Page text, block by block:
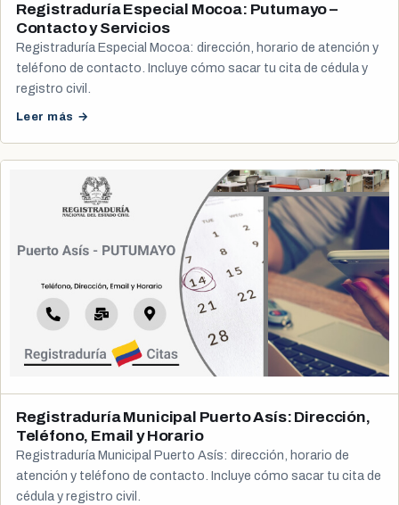
Registraduría Especial Mocoa: Putumayo –
Contacto y Servicios
Registraduría Especial Mocoa: dirección, horario de atención y
teléfono de contacto. Incluye cómo sacar tu cita de cédula y
registro civil.
Leer más →
Registraduría Municipal Puerto Asís: Dirección,
Teléfono, Email y Horario
Registraduría Municipal Puerto Asís: dirección, horario de
atención y teléfono de contacto. Incluye cómo sacar tu cita de
cédula y registro civil.